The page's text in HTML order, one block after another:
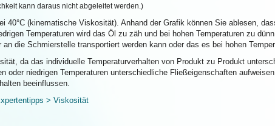
kann daraus nicht abgeleitet werden.)
40°C (kinematische Viskosität). Anhand der Grafik können Sie ablesen,
Temperaturen wird das Öl zu zäh und bei hohen Temperaturen zu
die Schmierstelle transportiert werden kann oder das es bei hohen
da das individuelle Temperaturverhalten von Produkt zu Produkt
oder niedrigen Temperaturen unterschiedliche Fließeigenschaften
beeinflussen.
> Viskosität